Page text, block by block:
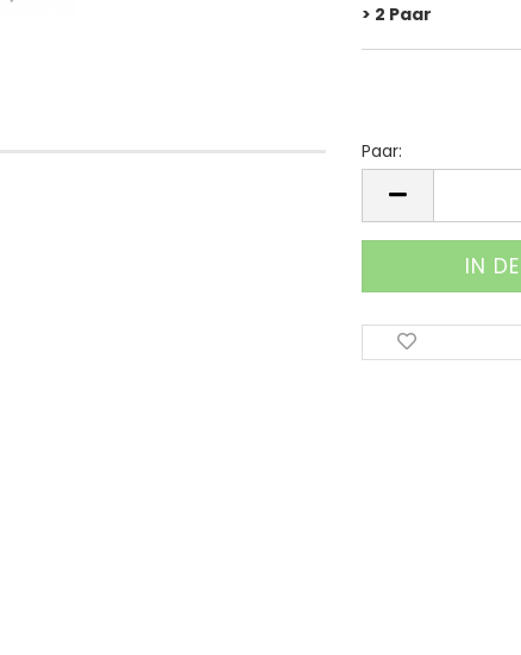
> 2 Paar
Paar:
Paar